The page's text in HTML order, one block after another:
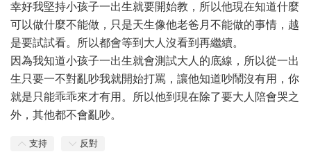
幸好我堅持小孩子一出生就要開始教，所以他現在知道什麼
可以做什麼不能做，只是天生像他老爸月不能做的事情，越
是要試試看。所以都會等到大人沒看到再繼續。
因為我知道小孩子一出生就會測試大人的底線，所以從一出
生只要一不對亂吵我就開始打罵，讓他知道吵鬧沒有用，你
就是只能乖乖來才有用。所以他到現在除了要大人陪會哭之
外，其他都不會亂吵。
支持 反對